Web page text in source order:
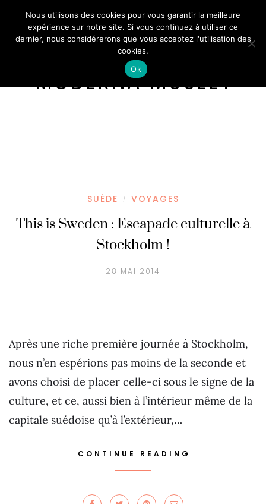
MODERNA MUSEET
SUÈDE / VOYAGES
This is Sweden : Escapade culturelle à
Stockholm !
28 MAI 2014
Après une riche première journée à Stockholm,
nous n’en espérions pas moins de la seconde et
avons choisi de placer celle-ci sous le signe de la
culture, et ce, aussi bien à l’intérieur même de la
capitale suédoise qu’à l’extérieur,…
CONTINUE READING
Nous utilisons des cookies pour vous garantir la meilleure
expérience sur notre site. Si vous continuez à utiliser ce
dernier, nous considérerons que vous acceptez l'utilisation des
cookies.
Ok